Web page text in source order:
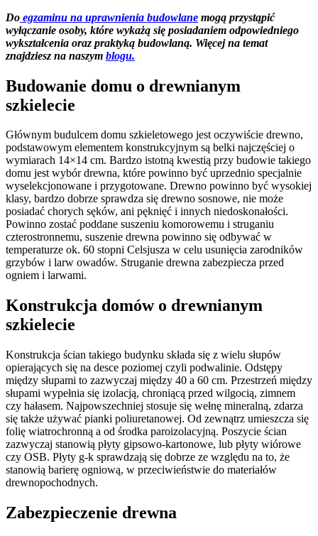
Do egzaminu na uprawnienia budowlane mogą przystąpić
wyłączanie osoby, które wykażą się posiadaniem odpowiedniego
wykształcenia oraz praktyką budowlaną. Więcej na temat
znajdziesz na naszym blogu.
Budowanie domu o drewnianym
szkielecie
Głównym budulcem domu szkieletowego jest oczywiście drewno,
podstawowym elementem konstrukcyjnym są belki najczęściej o
wymiarach 14×14 cm. Bardzo istotną kwestią przy budowie takiego
domu jest wybór drewna, które powinno być uprzednio specjalnie
wyselekcjonowane i przygotowane. Drewno powinno być wysokiej
klasy, bardzo dobrze sprawdza się drewno sosnowe, nie może
posiadać chorych sęków, ani pęknięć i innych niedoskonałości.
Powinno zostać poddane suszeniu komorowemu i struganiu
czterostronnemu, suszenie drewna powinno się odbywać w
temperaturze ok. 60 stopni Celsjusza w celu usunięcia zarodników
grzybów i larw owadów. Struganie drewna zabezpiecza przed
ogniem i larwami.
Konstrukcja domów o drewnianym
szkielecie
Konstrukcja ścian takiego budynku składa się z wielu słupów
opierających się na desce poziomej czyli podwalinie. Odstępy
między słupami to zazwyczaj między 40 a 60 cm. Przestrzeń między
słupami wypełnia się izolacją, chroniącą przed wilgocią, zimnem
czy hałasem. Najpowszechniej stosuje się wełnę mineralną, zdarza
się także używać pianki poliuretanowej. Od zewnątrz umieszcza się
folię wiatrochronną a od środka paroizolacyjną. Poszycie ścian
zazwyczaj stanowią płyty gipsowo-kartonowe, lub płyty wiórowe
czy OSB. Płyty g-k sprawdzają się dobrze ze względu na to, że
stanowią barierę ogniową, w przeciwieństwie do materiałów
drewnopochodnych.
Zabezpieczenie drewna